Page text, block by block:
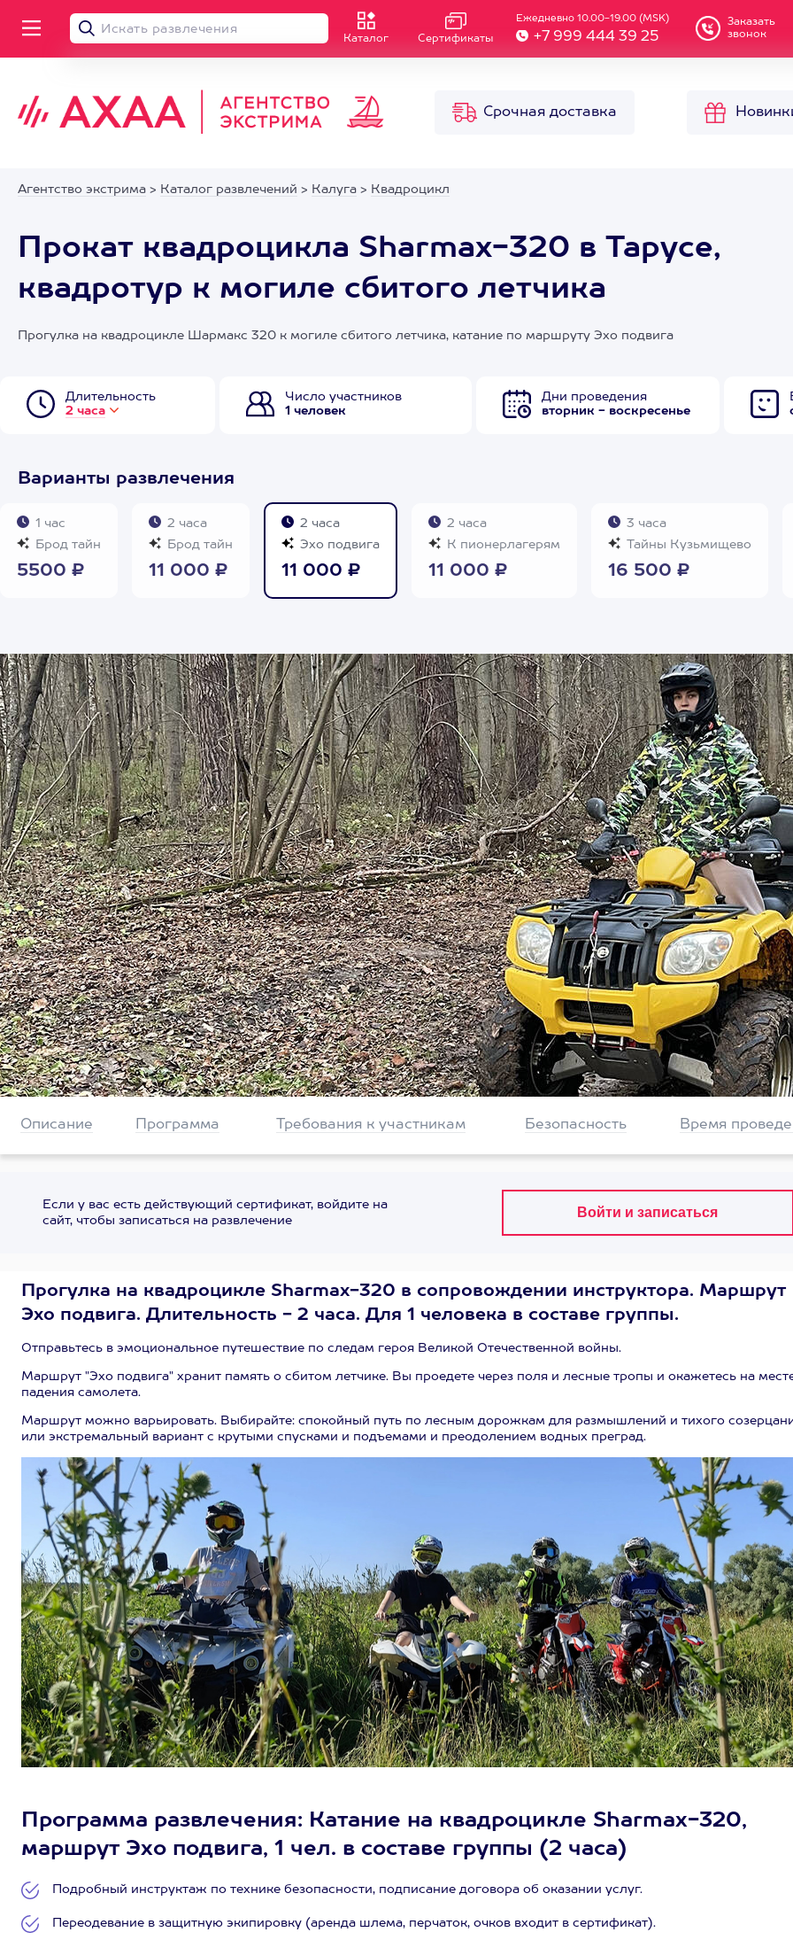
Каталог Сертификаты
Ежедневно 10.00-19.00 (MSK)
+7 999 444 39 25
Заказать
звонок
Срочная доставка
Агентство экстрима > Каталог развлечений > Калуга > Квадроцикл
Прокат квадроцикла Sharmax-320 в Тарусе,
квадротур к могиле сбитого летчика
Прогулка на квадроцикле Шармакс 320 к могиле сбитого летчика, катание по маршруту Эхо подвига
Длительность
2 часа
Число участников
1 человек
Дни проведения
вторник - воскресенье
Варианты развлечения
1 час
Брод тайн
5500 ₽
2 часа
Брод тайн
11 000 ₽
2 часа
Эхо подвига
11 000 ₽
2 часа
К пионерлагерям
11 000 ₽
3 часа
Тайны Кузьмищево
16 500 ₽
Описание Программа Требования к участникам Безопасность Время
Если у вас есть действующий сертификат, войдите на
сайт, чтобы записаться на развлечение
Прогулка на квадроцикле Sharmax-320 в сопровождении инструктора. Маршрут
Эхо подвига. Длительность - 2 часа. Для 1 человека в составе группы.
Отправьтесь в эмоциональное путешествие по следам героя Великой Отечественной войны.
Маршрут "Эхо подвига" хранит память о сбитом летчике. Вы проедете через поля и лесные тропы и окажетесь на
падения самолета.
Маршрут можно варьировать. Выбирайте: спокойный путь по лесным дорожкам для размышлений и тихого
или экстремальный вариант с крутыми спусками и подъемами и преодолением водных преград.
Программа развлечения: Катание на квадроцикле Sharmax-320,
маршрут Эхо подвига, 1 чел. в составе группы (2 часа)
Подробный инструктаж по технике безопасности, подписание договора об оказании услуг.
Переодевание в защитную экипировку (аренда шлема, перчаток, очков входит в сертификат).